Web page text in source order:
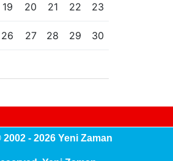
19 20 21 22 23
26 27 28 29 30
- 2026 Yeni Zaman